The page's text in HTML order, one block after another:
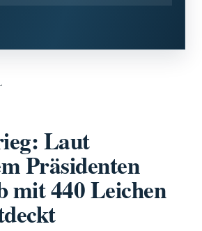
Laut
Präsidenten
mit 440 Leichen